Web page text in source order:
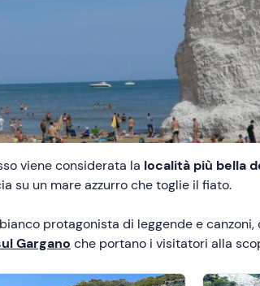
viene considerata la località più bella
su un mare azzurro che toglie il fiato.
protagonista di leggende e
Gargano che portano i visitatori alla